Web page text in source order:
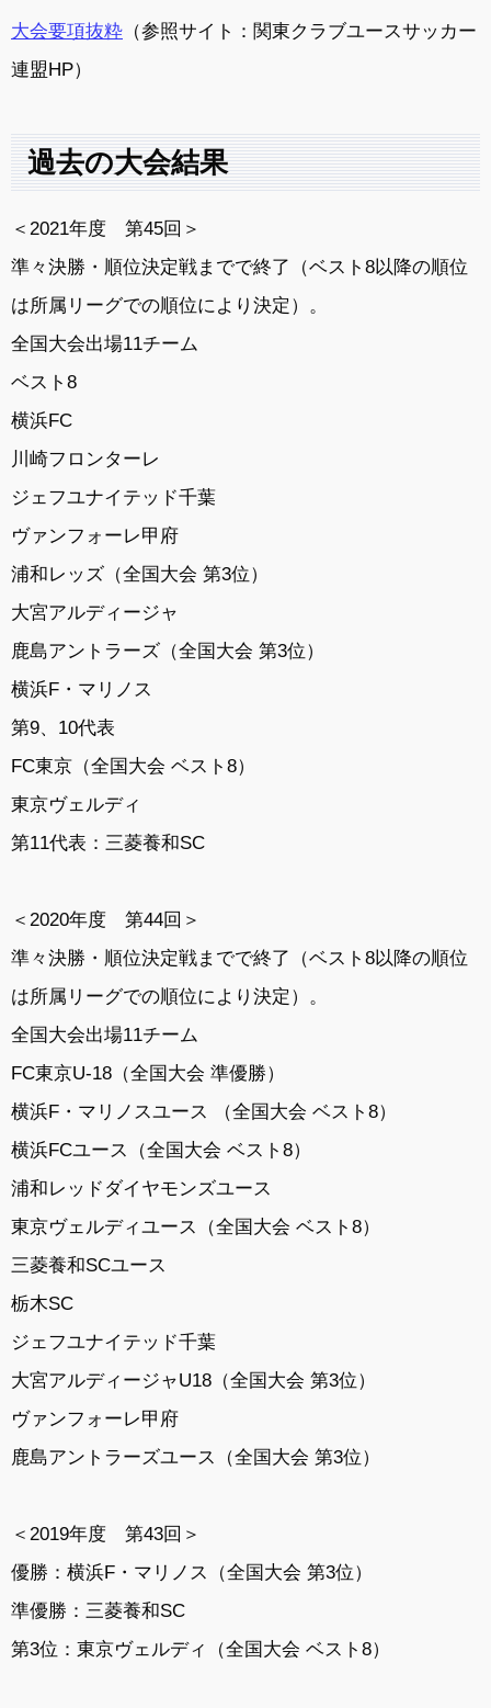
大会要項抜粋 （参照サイト：関東クラブユースサッカー
連盟HP）
過去の大会結果
＜2021年度 第45回＞
準々決勝・順位決定戦までで終了（ベスト8以降の順位
は所属リーグでの順位により決定）。
全国大会出場11チーム
ベスト8
横浜FC
川崎フロンターレ
ジェフユナイテッド千葉
ヴァンフォーレ甲府
浦和レッズ（全国大会 第3位）
大宮アルディージャ
鹿島アントラーズ（全国大会 第3位）
横浜F・マリノス
第9、10代表
FC東京（全国大会 ベスト8）
東京ヴェルディ
第11代表：三菱養和SC
＜2020年度 第44回＞
準々決勝・順位決定戦までで終了（ベスト8以降の順位
は所属リーグでの順位により決定）。
全国大会出場11チーム
FC東京U-18（全国大会 準優勝）
横浜F・マリノスユース （全国大会 ベスト8）
横浜FCユース（全国大会 ベスト8）
浦和レッドダイヤモンズユース
東京ヴェルディユース（全国大会 ベスト8）
三菱養和SCユース
栃木SC
ジェフユナイテッド千葉
大宮アルディージャU18（全国大会 第3位）
ヴァンフォーレ甲府
鹿島アントラーズユース（全国大会 第3位）
＜2019年度 第43回＞
優勝：横浜F・マリノス（全国大会 第3位）
準優勝：三菱養和SC
第3位：東京ヴェルディ（全国大会 ベスト8）